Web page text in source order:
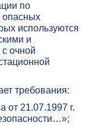
по
опасных
используются
и
очной
требования:
от 21.07.1997 г.